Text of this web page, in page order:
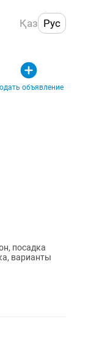
Қаз Рус
объявление
посадка
варианты